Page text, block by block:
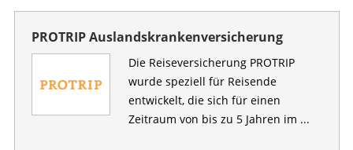
PROTRIP Auslandskrankenversicherung
Die Reiseversicherung PROTRIP
wurde speziell für Reisende
entwickelt, die sich für einen
Zeitraum von bis zu 5 Jahren im ...